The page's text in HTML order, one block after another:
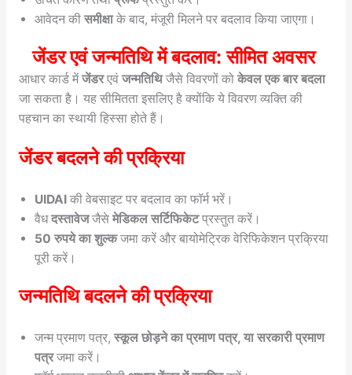
आवेदन की समीक्षाके बाद, मंजूरी मिलने पर बदलाव किया जाएगा।
जेंडर एवं जन्मतिथि में बदलाव: सीमित अवसर
आधार कार्ड मेंजेंडरएवं जन्मतिथिजैसे विवरणों को केवल एक बार बदला
जा सकता है। यह सीमितता इसलिए है क्योंकि ये विवरण व्यक्ति की
पहचान का स्थायी हिस्सा होते हैं।
जेंडर बदलने की प्रक्रिया
UIDAI की वेबसाइट पर बदलाव का फॉर्म भरें।
वैधदस्तावेजजैसे मेडिकल सर्टिफिकेटप्रस्तुत करें।
50 रुपये का शुल्कजमा करें और बायोमेट्रिक वेरिफिकेशन प्रक्रिया
पूरी करें।
जन्मतिथि बदलने की प्रक्रिया
जन्म प्रमाण पत्र, स्कूल छोड़ने का प्रमाण पत्र, या सरकारी प्रमाण
पत्रजमा करें।